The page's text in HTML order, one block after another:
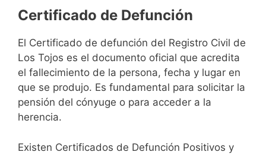
Certificado de Defunción
El Certificado de defunción del Registro Civil de
Los Tojos es el documento oficial que acredita
el fallecimiento de la persona, fecha y lugar en
que se produjo. Es fundamental para solicitar la
pensión del cónyuge o para acceder a la
herencia.
Existen Certificados de Defunción Positivos y